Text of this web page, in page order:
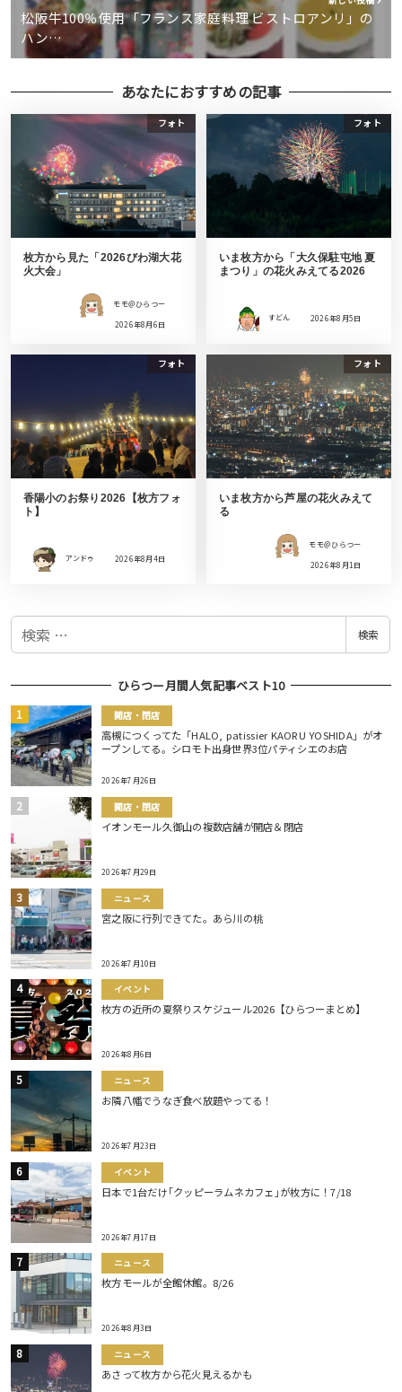
松阪牛100％使用「フランス家庭料理 ビストロアンリ」の
ハン…
あなたにおすすめの記事
フォト
枚方から見た「2026びわ湖大花
火大会」
モモ＠ひらつー
2026年8月6日
フォト
いま枚方から「大久保駐屯地 夏
まつり」の花火みえてる2026
すどん 2026年8月5日
フォト
香陽小のお祭り2026【枚方フォ
ト】
アンドゥ 2026年8月4日
フォト
いま枚方から芦屋の花火みえて
る
モモ＠ひらつー
2026年8月1日
検
検索
ひらつー月間人気記事ベスト10
開店・閉店
高槻につくってた「HALO, patissier KAORU YOSHIDA」がオ
ープンしてる。シロモト出身世界3位パティシエのお店
2026年7月26日
開店・閉店
イオンモール久御山の複数店舗が開店＆閉店
2026年7月29日
ニュース
宮之阪に行列できてた。あら川の桃
2026年7月10日
イベント
枚方の近所の夏祭りスケジュール2026【ひらつーまとめ】
2026年8月6日
ニュース
お隣八幡でうなぎ食べ放題やってる！
2026年7月23日
イベント
日本で1台だけ｢クッピーラムネカフェ｣が枚方に！7/18
2026年7月17日
ニュース
枚方モールが全館休館。8/26
2026年8月3日
ニュース
あさって枚方から花火見えるかも